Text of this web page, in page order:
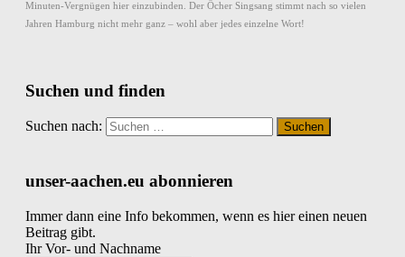
Minuten-Vergnügen hier einzubinden. Der Öcher Singsang stimmt nach so vielen
Jahren Hamburg nicht mehr ganz – wohl aber jedes einzelne Wort!
Suchen und finden
Suchen nach:
unser-aachen.eu abonnieren
Immer dann eine Info bekommen, wenn es hier einen neuen
Beitrag gibt.
Ihr Vor- und Nachname